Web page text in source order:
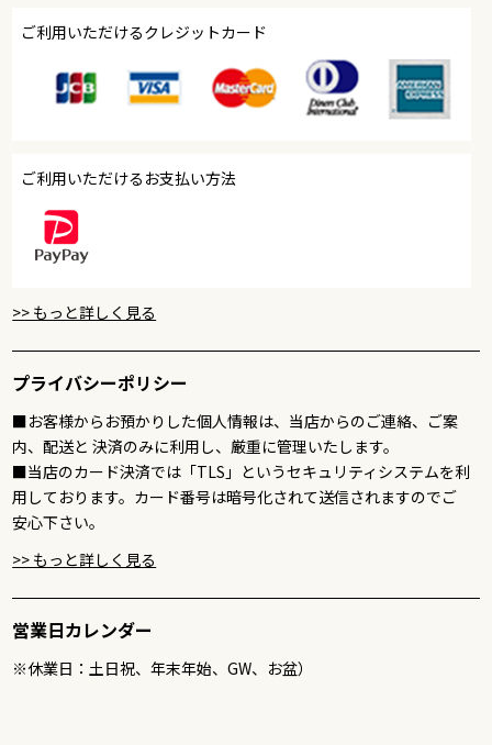
ご利用いただけるクレジットカード
ご利用いただけるお支払い方法
>> もっと詳しく見る
プライバシーポリシー
■お客様からお預かりした個人情報は、当店からのご連絡、ご案
内、配送と 決済のみに利用し、厳重に管理いたします。
■当店のカード決済では「TLS」というセキュリティシステムを利
用しております。カード番号は暗号化されて送信されますのでご
安心下さい。
>> もっと詳しく見る
営業日カレンダー
※休業日：土日祝、年末年始、GW、お盆）